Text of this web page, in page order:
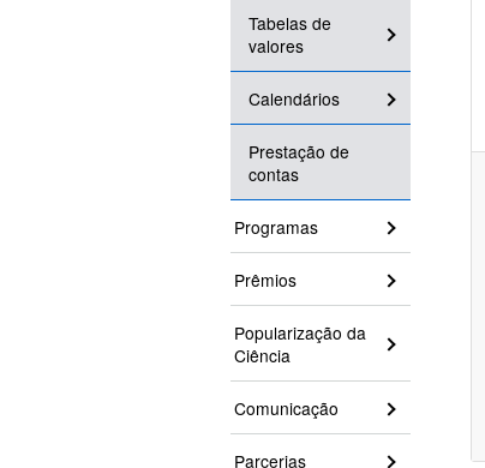
Tabelas de
valores
Calendários
Prestação de
contas
Programas
Prêmios
Popularização da
Ciência
Comunicação
Parcerias